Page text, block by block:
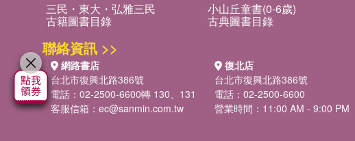
三民・東大・弘雅三民 小山丘童書(0-6歲)
古籍圖書目錄 古典圖書目錄
聯絡資訊 >>
網路書店
台北市復興北路386號
電話：02-2500-6600轉 130、131
客服信箱： ec@sanmin.com.tw
復北店
台北市復興北路386號
電話：02-2500-6600
營業時間：11:00 AM - 9:00 PM